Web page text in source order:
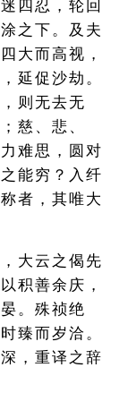
四忍，轮回
之下。及夫
大而高视，
延促沙劫。
则无去无
慈、悲、
难思，圆对
能穷？入纤
者，其唯大
大云之偈先
积善余庆，
。殊祯绝
臻而岁洽。
，重译之辞